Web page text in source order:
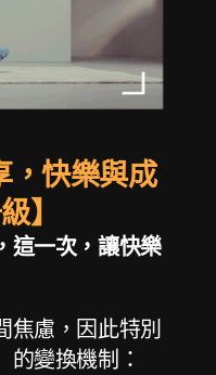
，快樂與成
】
這一次，讓快樂
焦慮，因此特別
的變換機制：